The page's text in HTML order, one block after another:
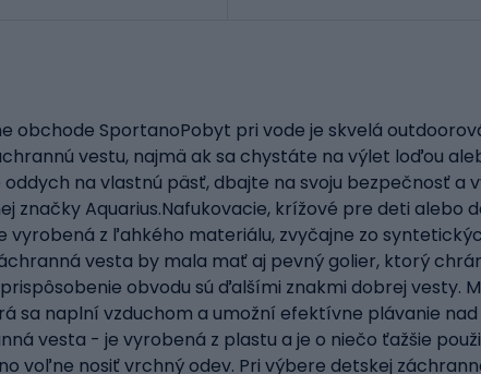
obchode SportanoPobyt pri vode je skvelá
vestu, najmä ak sa chystáte na výlet loďou
na vlastnú päsť, dbajte na svoju bezpečnosť
značky Aquarius.Nafukovacie, krížové pre deti
vyrobená z ľahkého materiálu, zvyčajne zo
vesta by mala mať aj pevný golier, ktorý
obvodu sú ďalšími znakmi dobrej vesty.
sa naplní vzduchom a umožní efektívne plávanie
vesta - je vyrobená z plastu a je o niečo ťažšie
voľne nosiť vrchný odev. Pri výbere detskej